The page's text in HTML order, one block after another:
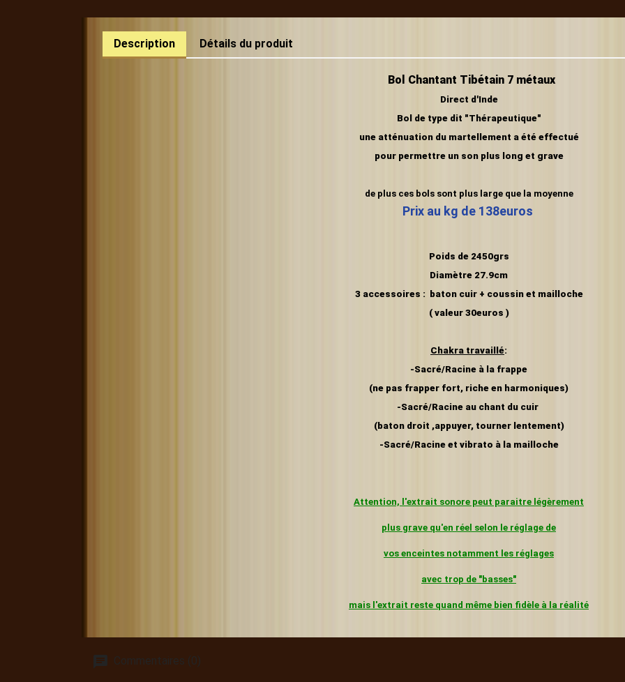
Description Détails du produit
Bol Chantant Tibétain 7 métaux
Direct d'Inde
Bol de type dit "Thérapeutique"
une atténuation du martellement a été effectué
pour permettre un son plus long et grave
de plus ces bols sont plus large que la moyenne
Prix au kg de 138euros
Poids de 2450grs
Diamètre 27.9cm
3 accessoires : baton cuir + coussin et mailloche
( valeur 30euros )
Chakra travaillé:
-Sacré/Racine à la frappe
(ne pas frapper fort, riche en harmoniques)
-Sacré/Racine au chant du cuir
(baton droit ,appuyer, tourner lentement)
-Sacré/Racine et vibrato à la mailloche
Attention, l'extrait sonore peut paraitre légèrement
plus grave qu'en réel selon le réglage de
vos enceintes notamment les réglages
avec trop de "basses"
mais l'extrait reste quand même bien fidèle à la réalité
Commentaires (0)